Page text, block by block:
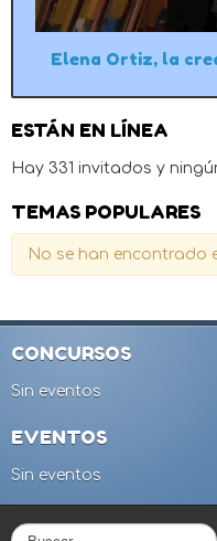
Elena Ortiz, la
ESTÁN EN LÍNEA
Hay 331 invitados y
TEMAS POPULARES
No se han encontrado
CONCURSOS
Sin eventos
EVENTOS
Sin eventos
B